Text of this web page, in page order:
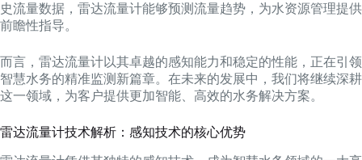
史流量数据，雷达流量计能够预测流量趋势，为水资源管理提供
前瞻性指导。
而言，雷达流量计以其卓越的感知能力和稳定的性能，正在引领
智慧水务的精准监测新篇章。在未来的发展中，我们将继续深耕
这一领域，为客户提供更加智能、高效的水务解决方案。
雷达流量计技术解析：感知技术的核心优势